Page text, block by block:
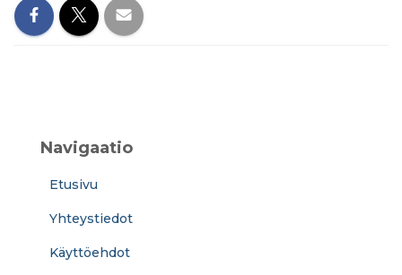
Navigaatio
Etusivu
Yhteystiedot
Käyttöehdot